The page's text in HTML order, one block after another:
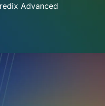
Advanced